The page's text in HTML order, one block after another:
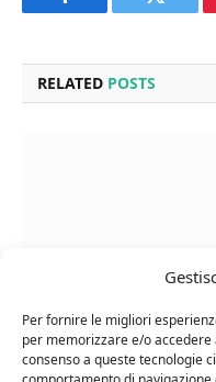
Per fornire le migliori
per memorizzare e/o
consenso a queste tecnologie
Facebook Twitter
RELATED POSTS